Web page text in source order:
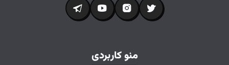
منو کاربردی